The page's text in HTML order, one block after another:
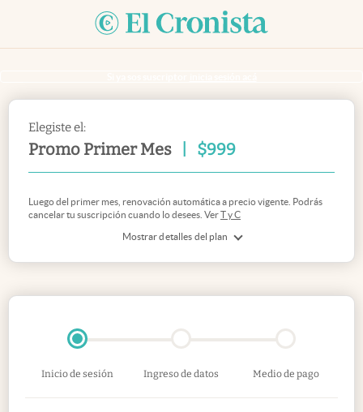
Elegiste el:
Promo Primer Mes $999
Mostrar detalles del plan
Luego del primer mes, renovación automática a precio vigente. Podrás
cancelar tu suscripción cuando lo desees. VerT y C
Inicio de sesión Ingreso de datos Medio de pago